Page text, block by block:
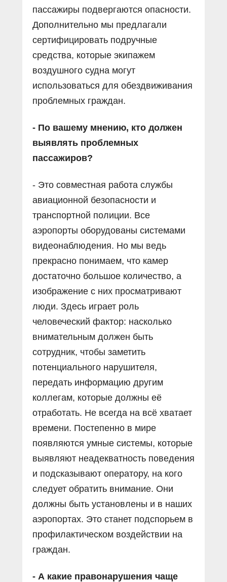
пассажиры подвергаются опасности.
Дополнительно мы предлагали
сертифицировать подручные
средства, которые экипажем
воздушного судна могут
использоваться для обездвиживания
проблемных граждан.
- По вашему мнению, кто должен
выявлять проблемных
пассажиров?
- Это совместная работа службы
авиационной безопасности и
транспортной полиции. Все
аэропорты оборудованы системами
видеонаблюдения. Но мы ведь
прекрасно понимаем, что камер
достаточно большое количество, а
изображение с них просматривают
люди. Здесь играет роль
человеческий фактор: насколько
внимательным должен быть
сотрудник, чтобы заметить
потенциального нарушителя,
передать информацию другим
коллегам, которые должны её
отработать. Не всегда на всё хватает
времени. Постепенно в мире
появляются умные системы, которые
выявляют неадекватность поведения
и подсказывают оператору, на кого
следует обратить внимание. Они
должны быть установлены и в наших
аэропортах. Это станет подспорьем в
профилактическом воздействии на
граждан.
- А какие правонарушения чаще